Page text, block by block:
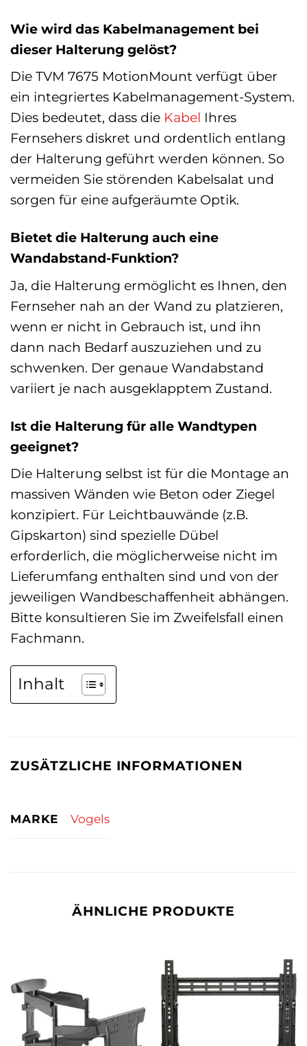
Wie wird das Kabelmanagement bei
dieser Halterung gelöst?
Die TVM 7675 MotionMount verfügt über
ein integriertes Kabelmanagement-System.
Dies bedeutet, dass die Kabel Ihres
Fernsehers diskret und ordentlich entlang
der Halterung geführt werden können. So
vermeiden Sie störenden Kabelsalat und
sorgen für eine aufgeräumte Optik.
Bietet die Halterung auch eine
Wandabstand-Funktion?
Ja, die Halterung ermöglicht es Ihnen, den
Fernseher nah an der Wand zu platzieren,
wenn er nicht in Gebrauch ist, und ihn
dann nach Bedarf auszuziehen und zu
schwenken. Der genaue Wandabstand
variiert je nach ausgeklapptem Zustand.
Ist die Halterung für alle Wandtypen
geeignet?
Die Halterung selbst ist für die Montage an
massiven Wänden wie Beton oder Ziegel
konzipiert. Für Leichtbauwände (z.B.
Gipskarton) sind spezielle Dübel
erforderlich, die möglicherweise nicht im
Lieferumfang enthalten sind und von der
jeweiligen Wandbeschaffenheit abhängen.
Bitte konsultieren Sie im Zweifelsfall einen
Fachmann.
Inhalt
ZUSÄTZLICHE INFORMATIONEN
MARKE Vogels
ÄHNLICHE PRODUKTE